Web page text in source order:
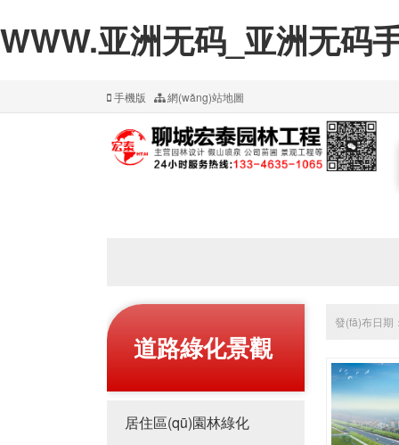
WWW.亚洲无码_亚洲无码
手機版 網(wǎng)站地圖
道路綠化景觀
居住區(qū)園林綠化
發(fā)布日期